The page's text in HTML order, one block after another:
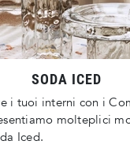
SODA ICED
i tuoi interni con i
molteplici
Iced.